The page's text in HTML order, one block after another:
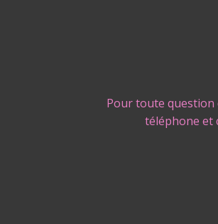
Pour toute question
téléphone et